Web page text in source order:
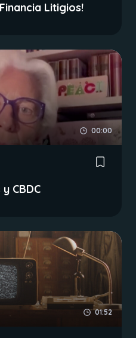
Litigios!
00:00
CBDC
01:52